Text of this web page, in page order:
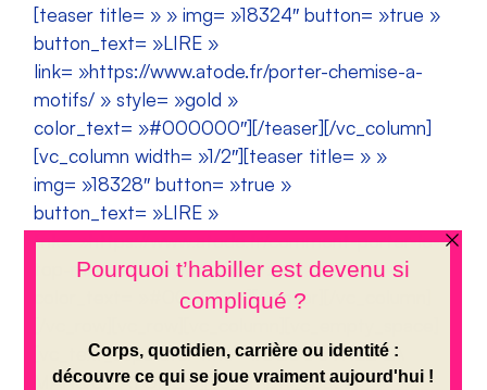
[teaser title= » » img= »18324″ button= »true »
button_text= »LIRE »
link= »https://www.atode.fr/porter-chemise-a-
motifs/ » style= »gold »
color_text= »#000000″][/teaser][/vc_column]
[vc_column width= »1/2″][teaser title= » »
img= »18328″ button= »true »
button_text= »LIRE »
link= »https://www.atode.fr/comment-porter-le-
top-marine/ » style= »gold »
color_text= »#000000″][/teaser][/vc_column]
[vc_text_separator title= »DECOUVREZ LA
MARQUE ATODE »][vc_empty_space]